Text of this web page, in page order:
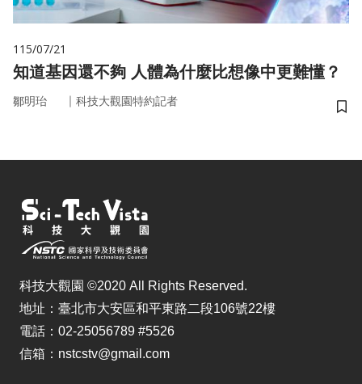
115/07/21
知道基因還不夠 人體為什麼比想像中更難懂？
鄒明珆 ｜ 科技大觀園特約記者
儲
科技大觀園 ©2020 All Rights Reserved.
地址：臺北市大安區和平東路二段106號22樓
電話：02-25056789 #5526
信箱：nstcstv@gmail.com